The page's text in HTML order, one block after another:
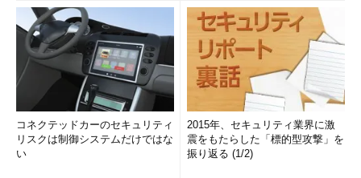
コネクテッドカーのセキュリティ
リスクは制御システムだけではな
い
2015年、セキュリティ業界に激
震をもたらした「標的型攻撃」を
振り返る (1/2)